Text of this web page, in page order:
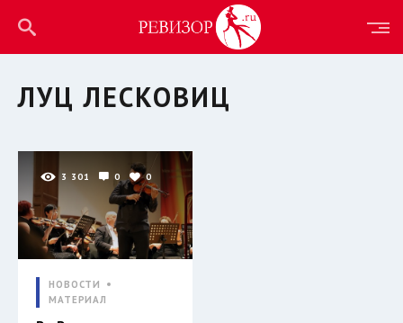
ЛУЦ ЛЕСКОВИЦ
3 301 0 0
НОВОСТИ
МАТЕРИАЛ